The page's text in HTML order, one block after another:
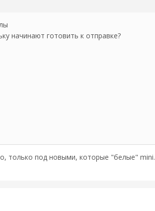
начинают готовить к отправке?
только под новыми, которые "белые" mini.